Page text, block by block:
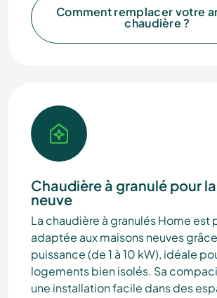
Comment remplacer votre
chaudière ?
Chaudière à granulé pour
neuve
La chaudière à granulés Home
adaptée aux maisons neuves
puissance (de 1 à 10 kW), idéale
logements bien isolés. Sa
une installation facile dans des